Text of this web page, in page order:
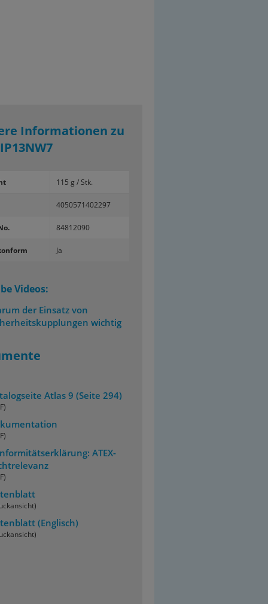
Informationen zu
115 g / Stk.
4050571402297
84812090
Ja
Videos:
der Einsatz von
wichtig
Atlas 9 (Seite 294)
ATEX-
(Englisch)